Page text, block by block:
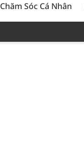
Chăm Sóc Cá Nhân